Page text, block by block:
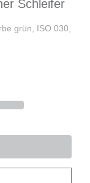
Schleifer
grün, ISO 030,